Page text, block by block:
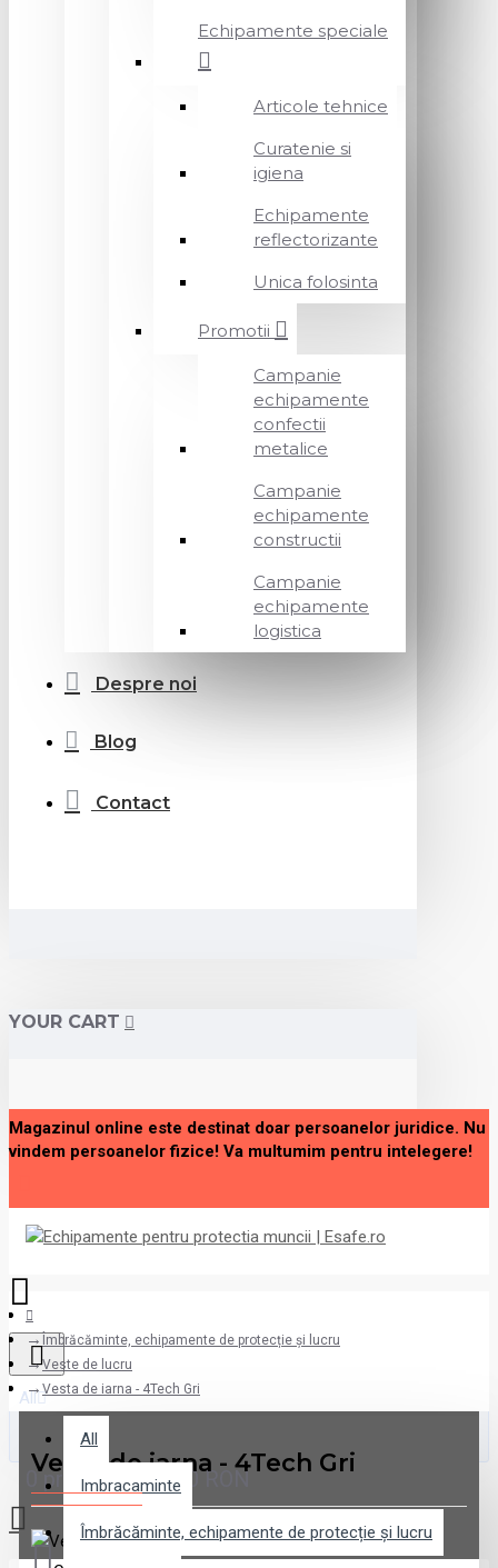
Echipamente speciale
Articole tehnice
Curatenie si
igiena
Echipamente
reflectorizante
Unica folosinta
Promotii
Campanie
echipamente
confectii
metalice
Campanie
echipamente
constructii
Campanie
echipamente
logistica
Despre noi
Blog
Contact
YOUR CART
Magazinul online este destinat doar persoanelor juridice. Nu
vindem persoanelor fizice! Va multumim pentru intelegere!
All
All
Imbracaminte
Îmbrăcăminte, echipamente de protecție și lucru
0 produs(e) - 0,00 RON
Îmbrăcăminte, echipamente de protecție și lucru
Veste de lucru
Vesta de iarna - 4Tech Gri
Vesta de iarna - 4Tech Gri